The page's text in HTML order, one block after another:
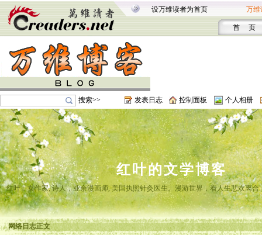
设万维读者为首页 万维
首 页
搜索>> 发表日志 控制面板 个人相册
红叶的文学博客
红叶，女作家, 诗人，业余漫画师, 美国执照针灸医生。漫游世界，看人生悲欢离
网络日志正文